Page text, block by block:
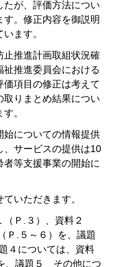
たが、評価方法につい
。修正内容を御説明
ます。
止推進計画取組状況確
推進委員会における
項目の修正は考えて
取りまとめ結果につい
。
始についての情報提供
、サービスの提供は10
者等支援事業の開始に
いただきます。
Ｐ.３）、資料２
Ｐ.５～６）を、議題
４については、資料
、議題５ その他につ